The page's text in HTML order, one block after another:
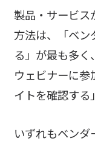
製品・サービス
方法は、「ベン
る」が最も多く
ウェビナーに
イトを確認する
いずれもベンダ